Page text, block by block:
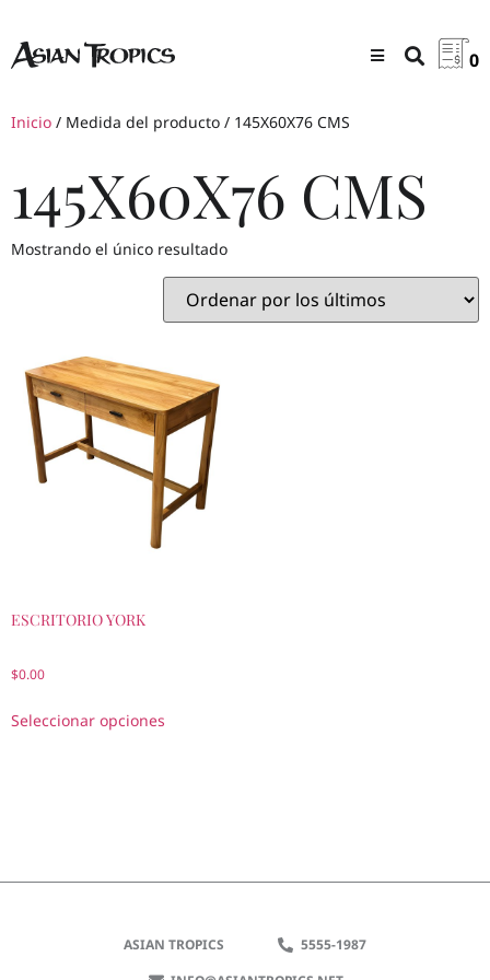
0
Inicio / Medida del producto / 145X60X76 CMS
145X60X76 CMS
Mostrando el único resultado
ESCRITORIO YORK
$0.00
Seleccionar opciones
ASIAN TROPICS
5555-1987